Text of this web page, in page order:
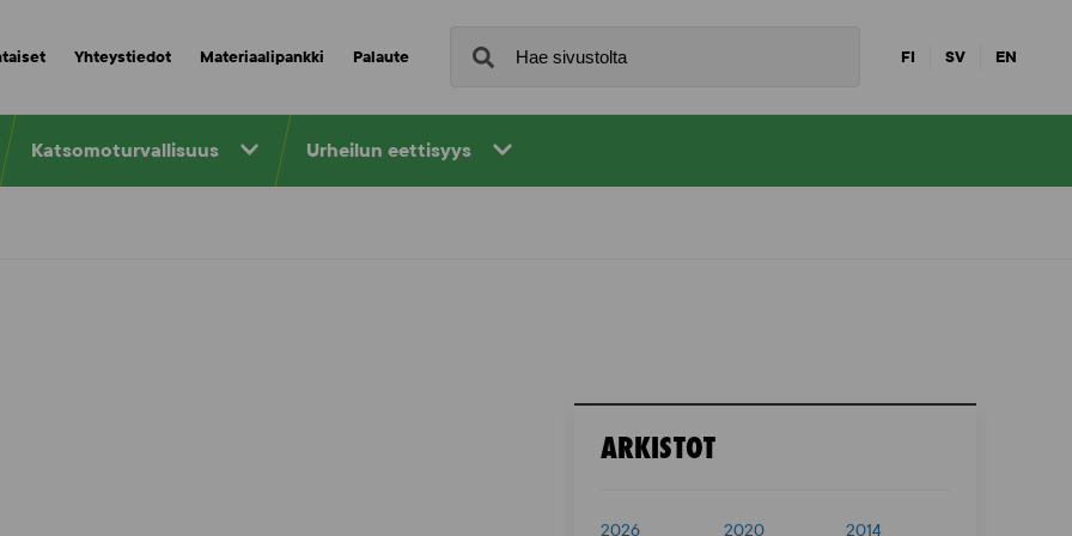
Yhteystiedot Materiaalipankki Palaute FI SV EN
Katsomoturvallisuus Urheilun eettisyys
ARKISTOT
2026
2020
2014